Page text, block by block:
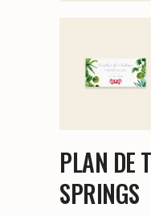
PLAN DE
SPRINGS